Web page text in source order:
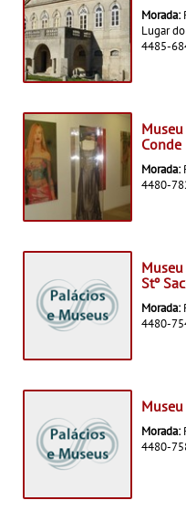
Morada:
Lugar
4485-
Conde
Morada:
4480-
Stº
Morada:
4480-
Morada:
4480-